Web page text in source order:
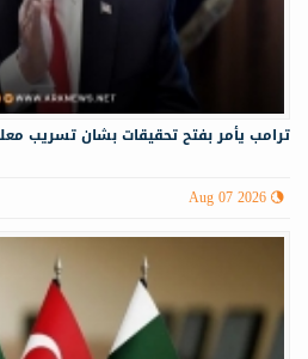
ترامب يأمر بفتح تحقيقات بشان تسريب
Aug 07 2026